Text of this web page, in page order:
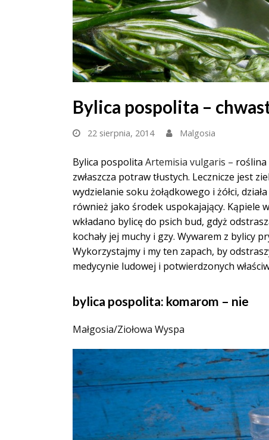
Bylica pospolita –
22 sierpnia, 2014 Malgosia
Bylica pospolita Artemisia vulgaris – roślina
zwłaszcza potraw tłustych. Lecznicze jest
wydzielanie soku żołądkowego i żółci,
również jako środek uspokajający. Kąpiele
wkładano bylicę do psich bud, gdyż
kochały jej muchy i gzy. Wywarem z bylicy
Wykorzystajmy i my ten zapach, by
medycynie ludowej i potwierdzonych
bylica pospolita: komarom – nie
Małgosia/Ziołowa Wyspa